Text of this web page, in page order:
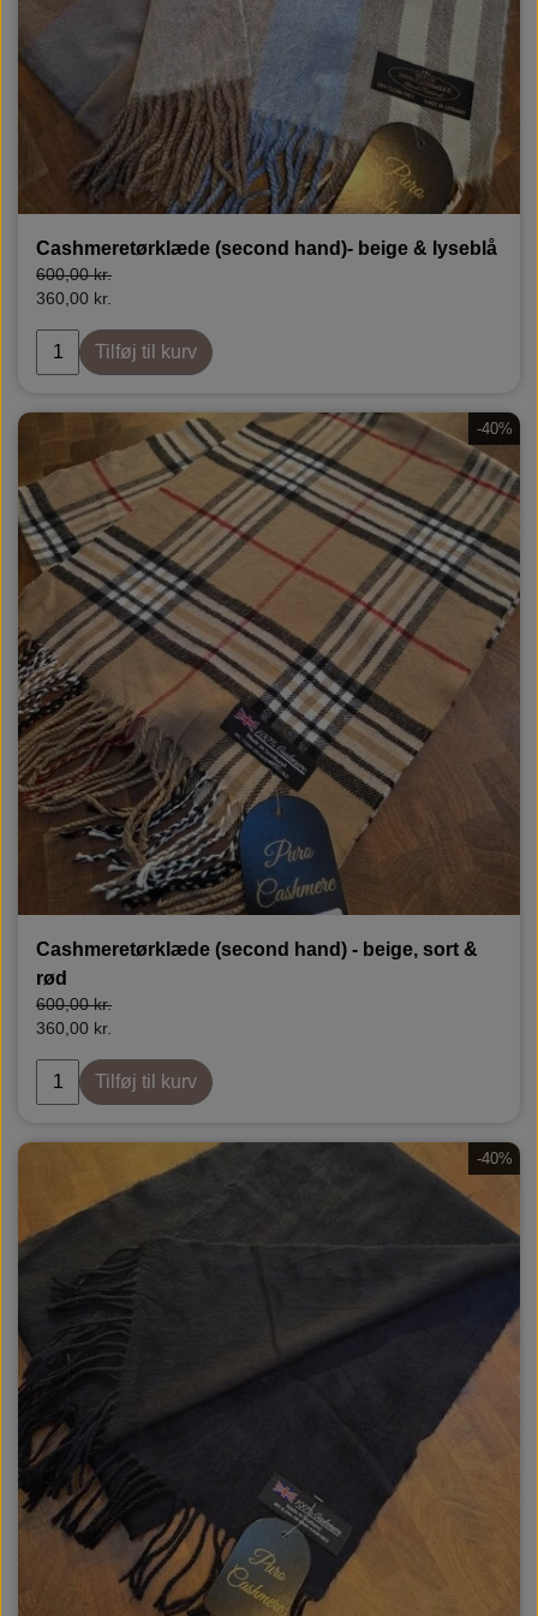
Rudolph Care
Cashmeretørklæde (second hand)- beige & lyseblå
600,00 kr.
360,00 kr.
Tilføj til kurv
-40%
Cashmeretørklæde (second hand) - beige, sort &
rød
600,00 kr.
360,00 kr.
Tilføj til kurv
-40%